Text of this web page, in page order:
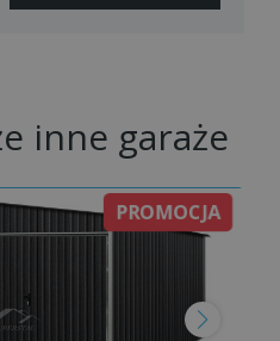
inne garaże
PROMOCJA